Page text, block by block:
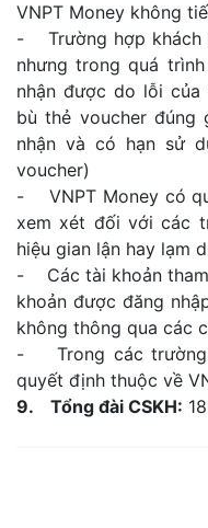
VNPT Money không
- Trường hợp khách
nhưng trong quá
nhận được do lỗi của
bù thẻ voucher
nhận và có hạn sử
voucher)
- VNPT Money có
xem xét đối với các
hiệu gian lận hay lạm
- Các tài khoản tham
khoản được đăng
không thông qua các
- Trong các trường
quyết định thuộc về
9. Tổng đài CSKH: